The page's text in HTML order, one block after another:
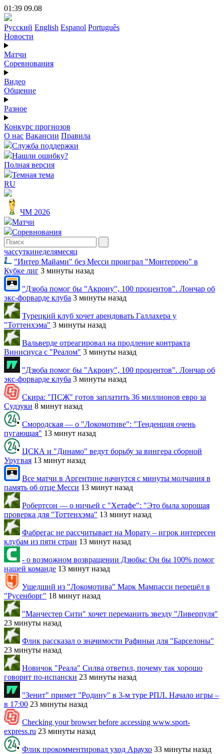
01:39 09.08
Русский English Espanol Português
Новости
Матчи
Соревнования
Видео
Общение
Разное
Конкурс прогнозов
О нас Вакансии Правила
Служба поддержки
Нашли ошибку?
Полная версия
Темная тема
RU
ЧМ 2026
Матчи
Соревнования
чассуткинеделямесяц
"Интер Майами" без Месси проиграл "Монтеррею" в
Кубке лиг 3 минуты назад
"Дзюба помог бы "Акрону", 100 процентов". Лончар об
экс-форварде клуба 3 минуты назад
Турецкий клуб хочет арендовать Галлахера у
"Тоттенхэма" 3 минуты назад
Вальверде отреагировал на продление контракта
Винисиуса с "Реалом" 3 минуты назад
"Дзюба помог бы "Акрону", 100 процентов". Лончар об
экс-форварде клуба 3 минуты назад
Скира: "ПСЖ" готов заплатить 36 миллионов евро за
Судзуки 8 минут назад
Смородская — о "Локомотиве": "Тенденция очень
пугающая" 13 минут назад
ЦСКА и "Динамо" ведут борьбу за вингера сборной
Уругвая 13 минут назад
Все матчи в Аргентине начнутся с минуты молчания в
память об отце Месси 13 минут назад
Робертсон — о ничьей с "Хетафе": "Это была хорошая
проверка для "Тоттенхэма" 13 минут назад
Фабрегас не рассчитывает на Морату – игрок интересен
клубам из пяти стран 13 минут назад
- о возможном возвращении Дзюбы: Он бы 100% помог
нашей команде 13 минут назад
Ушедший из "Локомотива" Марк Мампасси перешёл в
"Русенборг" 18 минут назад
"Манчестер Сити" хочет переманить звезду "Ливерпуля"
23 минуты назад
Флик рассказал о значимости Рафиньи для "Барселоны"
23 минуты назад
Новичок "Реала" Силва ответил, почему так хорошо
говорит по-испански 23 минуты назад
"Зенит" примет "Родину" в 3-м туре РПЛ. Начало игры –
в 17:00 23 минуты назад
Checking your browser before accessing www.sport-
express.ru 23 минуты назад
Флик прокомментировал уход Араухо 33 минуты назад